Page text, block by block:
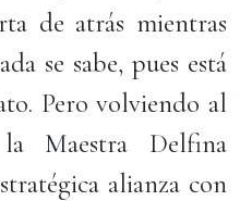
de atrás mientras
se sabe, pues está
Pero volviendo al
Maestra Delfina
alianza con